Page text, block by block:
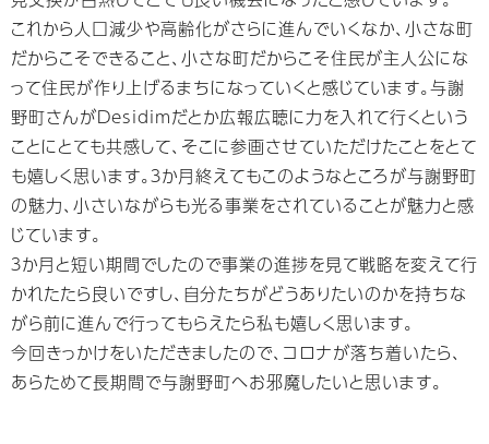
これから人口減少や高齢化がさらに進んでいくなか、小さな町
だからこそできること、小さな町だからこそ住民が主人公にな
って住民が作り上げるまちになっていくと感じています。与謝
野町さんがDesidimだとか広報広聴に力を入れて行くという
ことにとても共感して、そこに参画させていただけたことをとて
も嬉しく思います。３か月終えてもこのようなところが与謝野町
の魅力、小さいながらも光る事業をされていることが魅力と感
じています。
３か月と短い期間でしたので事業の進捗を見て戦略を変えて行
かれたたら良いですし、自分たちがどうありたいのかを持ちな
がら前に進んで行ってもらえたら私も嬉しく思います。
今回きっかけをいただきましたので、コロナが落ち着いたら、
あらためて長期間で与謝野町へお邪魔したいと思います。